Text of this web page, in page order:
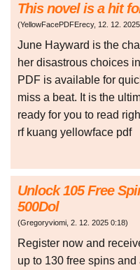
This novel is a hit
(YellowFacePDFErecy, 12. 12. 2025
June Hayward is the
her disastrous choices
PDF is available for
miss a beat. It is the
ready for you to read
rf kuang yellowface pdf
Unlосk 105 Frее
500Dоl
(Gregoryviomi, 2. 12. 2025 0:18)
Rеgіster now and
up to 130 frее sріns